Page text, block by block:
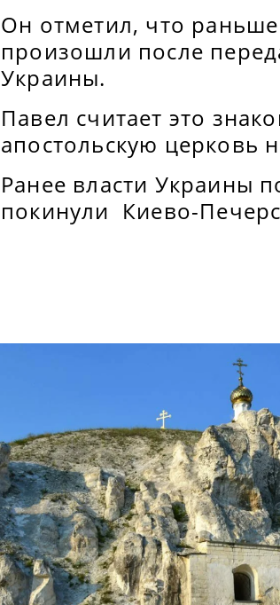
Он отметил, что
произошли после
Украины.
Павел считает это
апостольскую церковь
Ранее власти Украины
покинули Киево-